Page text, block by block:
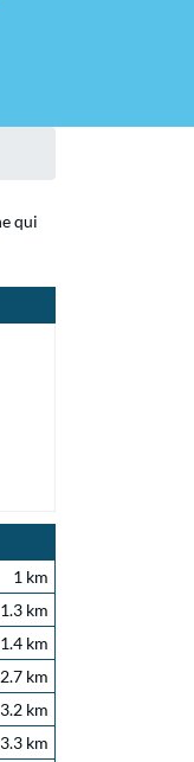
qui
1 km
1.3 km
1.4 km
2.7 km
3.2 km
3.3 km